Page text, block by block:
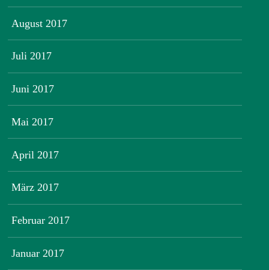
August 2017
Juli 2017
Juni 2017
Mai 2017
April 2017
März 2017
Februar 2017
Januar 2017